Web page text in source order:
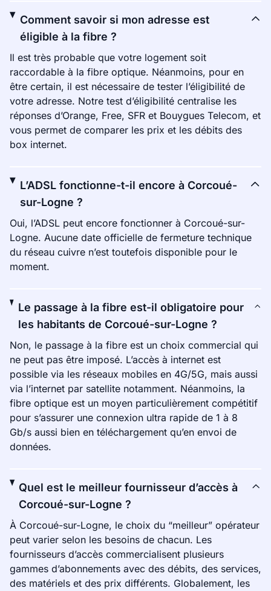
Comment savoir si mon adresse est
éligible à la fibre ?
Il est très probable que votre logement soit
raccordable à la fibre optique. Néanmoins, pour en
être certain, il est nécessaire de tester l’éligibilité de
votre adresse. Notre test d’éligibilité centralise les
réponses d’Orange, Free, SFR et Bouygues Telecom, et
vous permet de comparer les prix et les débits des
box internet.
L’ADSL fonctionne-t-il encore à Corcoué-
sur-Logne ?
Oui, l’ADSL peut encore fonctionner à Corcoué-sur-
Logne. Aucune date officielle de fermeture technique
du réseau cuivre n’est toutefois disponible pour le
moment.
Le passage à la fibre est-il obligatoire pour
les habitants de Corcoué-sur-Logne ?
Non, le passage à la fibre est un choix commercial qui
ne peut pas être imposé. L’accès à internet est
possible via les réseaux mobiles en 4G/5G, mais aussi
via l’internet par satellite notamment. Néanmoins, la
fibre optique est un moyen particulièrement compétitif
pour s’assurer une connexion ultra rapide de 1 à 8
Gb/s aussi bien en téléchargement qu’en envoi de
données.
Quel est le meilleur fournisseur d’accès à
Corcoué-sur-Logne ?
À Corcoué-sur-Logne, le choix du “meilleur” opérateur
peut varier selon les besoins de chacun. Les
fournisseurs d’accès commercialisent plusieurs
gammes d’abonnements avec des débits, des services,
des matériels et des prix différents. Globalement, les